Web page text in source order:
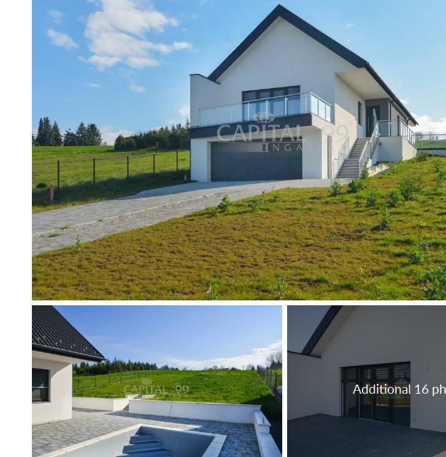
In Csersegtomaj is er een stadhuis, familiearts, een shop, een post,
gemeente organiseert regelmatig plaatselijke braderieën met optreden en
Indeling:
Kelder: dubbele garage 42,22 m², wasruimte + stookruimte 9,78 m², gang
toilet 6,27 m².
Begane grond: woonkamer 28,35 m², eetkamer 11,75 m², keuken 10,93 m²,
3,01 m², berging 5,24 m², badkamer + toilet 7,41 m², slaapkamer 10,44 m²,
slaapkamer 12,31 m², kleedkamer 5,13 m², badkamer + toilet 6,10 m²,
24,91 m².
Voorzieningen:
Elektriciteit, water en riolering, kabel-tv, internet, ATV-antennes zijn
Verwarming: warmtepomp.
Kunststof ramen met 3-laags isolerende beglazing.
Vloerbedekking: tegels, houten parket.
Het perceel is omheind.
Nederlandstalige medewerker Capital99:
Van de Vyver Rita
tel.: +36 305 708 151
E-mail: vandevyverrita@hotmail.com